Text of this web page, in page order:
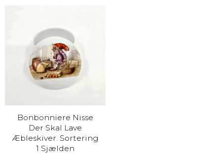
Bonbonniere Nisse
Der Skal Lave
Æbleskiver. Sortering
1 Sjælden